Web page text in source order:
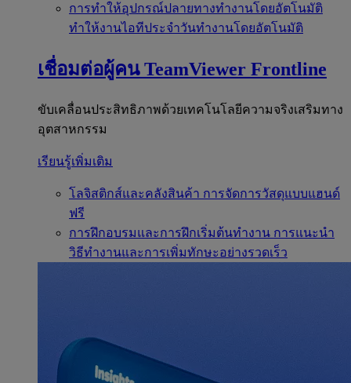
การทำให้อุปกรณ์ปลายทางทำงานโดยอัตโนมัติ
ทำให้งานไอทีประจำวันทำงานโดยอัตโนมัติ
เชื่อมต่อผู้คน TeamViewer Frontline
ขับเคลื่อนประสิทธิภาพด้วยเทคโนโลยีความจริงเสริมทาง
อุตสาหกรรม
เรียนรู้เพิ่มเติม
โลจิสติกส์และคลังสินค้า การจัดการวัสดุแบบแฮนด์
ฟรี
การฝึกอบรมและการฝึกเริ่มต้นทำงาน การแนะนำ
วิธีทำงานและการเพิ่มทักษะอย่างรวดเร็ว